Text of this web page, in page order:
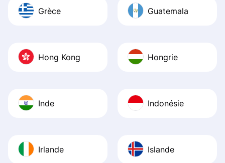
Grèce Guatemala
Hong Kong Hongrie
Inde Indonésie
Irlande Islande